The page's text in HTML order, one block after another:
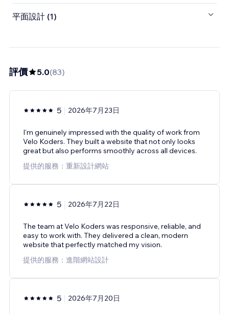
平面設計 (1)
評價 5.0(83)
5 2026年7月23日
I'm genuinely impressed with the quality of work from
Velo Koders. They built a website that not only looks
great but also performs smoothly across all devices.
提供的服務：重新設計網站
5 2026年7月22日
The team at Velo Koders was responsive, reliable, and
easy to work with. They delivered a clean, modern
website that perfectly matched my vision.
提供的服務：進階網站設計
5 2026年7月20日